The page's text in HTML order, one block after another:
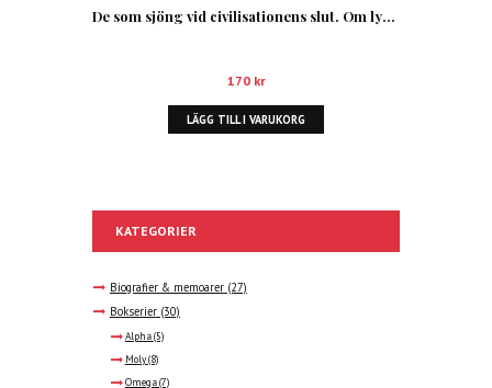
De som sjöng vid civilisationens slut. Om lyrik i antropocen
170 kr
LÄGG TILL I VARUKORG
KATEGORIER
Biografier & memoarer (27)
Bokserier (30)
Alpha(5)
Moly(8)
Omega(7)